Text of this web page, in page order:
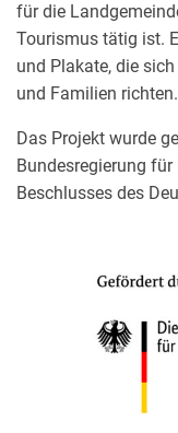
für die
Tourismus tätig ist.
und Plakate, die
und Familien richten.
Das Projekt wurde
Bundesregierung
Beschlusses des